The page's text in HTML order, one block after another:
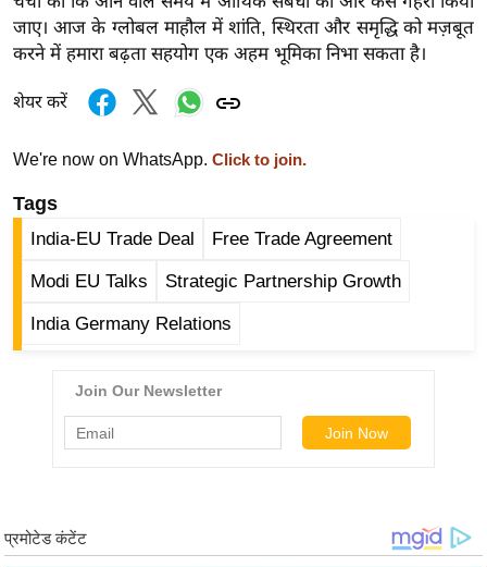
नो
रं
न
ग
त
बॉ
वु
ड
मी
जाए। आज के ग्लोबल माहौल में शांति, स्थिरता और समृद्धि को मज़बूत
करने में हमारा बढ़ता सहयोग एक अहम भूमिका निभा सकता है।
शेयर करें
We're now on WhatsApp. Click to join.
Tags
India-EU Trade Deal Free Trade Agreement
Modi EU Talks Strategic Partnership Growth
India Germany Relations